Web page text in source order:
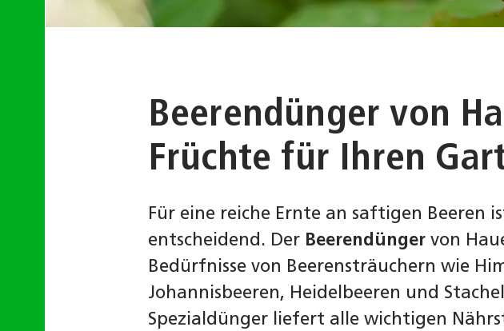
Beerendünger von
Früchte für Ihren
Für eine reiche Ernte an saftigen Beeren
entscheidend. Der Beerendüngervon
Bedürfnisse von Beerensträuchern wie
Johannisbeeren, Heidelbeeren und
Spezialdünger liefert alle wichtigen